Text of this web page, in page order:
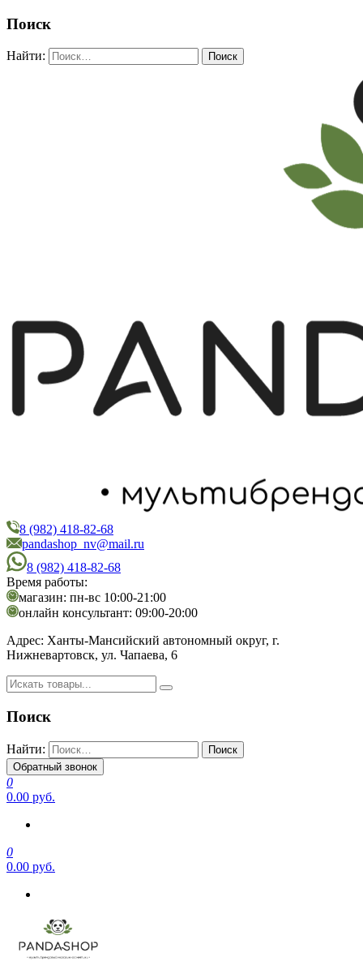
Поиск
Найти:
PandaShop
Интернет-магазин косметики
8 (982) 418-82-68
pandashop_nv@mail.ru
8 (982) 418-82-68
Время работы:
магазин: пн-вс 10:00-21:00
онлайн консультант: 09:00-20:00
Адрес: Ханты-Мансийский автономный округ, г.
Нижневартовск, ул. Чапаева, 6
Поиск
Найти:
Обратный звонок
0
0.00 руб.
0
0.00 руб.